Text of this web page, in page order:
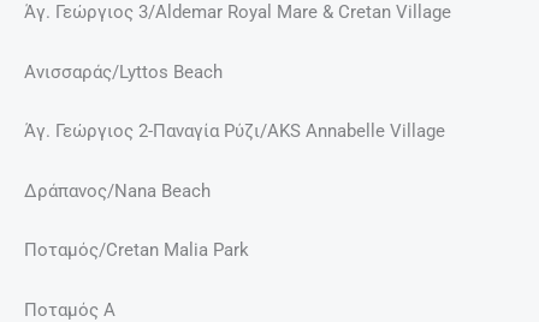
Άγ. Γεώργιος 3/Aldemar Royal Mare & Cretan Village
Ανισσαράς/Lyttos Beach
Άγ. Γεώργιος 2-Παναγία Ρύζι/AKS Annabelle Village
Δράπανος/Nana Beach
Ποταμός/Cretan Malia Park
Ποταμός Α